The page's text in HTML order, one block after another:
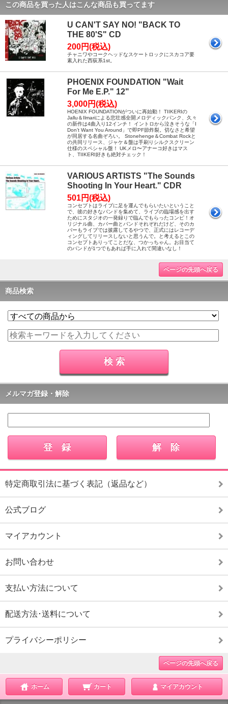
この商品を買った人はこんな商品も買ってます
U CAN'T SAY NO! "BACK TO
THE 80'S" CD
200円(税込)
チャニワやコークヘッドなスケートロックにスカコア要
素入れた西荻系1st。
PHOENIX FOUNDATION "Wait
For Me E.P." 12"
3,000円(税込)
HOENIX FOUNDATIONがついに再始動！ TIIKERIの
Jallu＆Ilmariによる悲壮感全開メロディックパンク、久々
の新作は4曲入り12インチ！ イントロから泣きそうな「I
Don’t Want You Around」で即PF節炸裂。切なさと希望
が同居する名曲ぞろい。 Stonehenge＆Combat Rockと
の共同リリース、ジャケ＆盤は手刷りシルクスクリーン
仕様のスペシャル盤！ UKメロ〜アナーコ好きはマス
ト、TIIKERI好きも絶対チェック！
VARIOUS ARTISTS "The Sounds
Shooting In Your Heart." CDR
501円(税込)
コンセプトはライブに足を運んでもらいたいということ
で、彼の好きなバンドを集めて、ライブの臨場感を出す
ためにスタジオの一発録りで臨んでもらったコンピ！オ
リジナル曲、カバー曲とバンドそれぞれだけど、そのカ
バーもライブでは披露してるやつで、正式にはレコーデ
ィングしてリリースしないと思うんで。と考えるとこの
コンセプトありってことだな、つかっちゃん。お目当て
のバンドが1つでもあれば手に入れて間違いなし！
ページの先頭へ戻る
商品検索
メルマガ登録・解除
特定商取引法に基づく表記（返品など）
公式ブログ
マイアカウント
お問い合わせ
支払い方法について
配送方法･送料について
プライバシーポリシー
ページの先頭へ戻る
ホーム カート マイアカウント